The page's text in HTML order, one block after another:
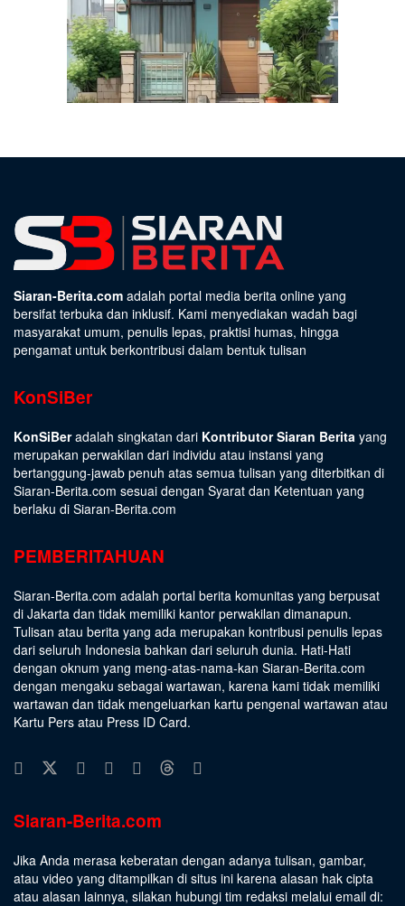
Siaran-Berita.com adalah portal media berita online yang
bersifat terbuka dan inklusif. Kami menyediakan wadah bagi
masyarakat umum, penulis lepas, praktisi humas, hingga
pengamat untuk berkontribusi dalam bentuk tulisan
KonSiBer
KonSiBeradalah singkatan dari Kontributor Siaran Berita yang
merupakan perwakilan dari individu atau instansi yang
bertanggung-jawab penuh atas semua tulisan yang diterbitkan di
Siaran-Berita.com sesuai dengan Syarat dan Ketentuan yang
berlaku di Siaran-Berita.com
PEMBERITAHUAN
Siaran-Berita.com adalah portal berita komunitas yang berpusat
di Jakarta dan tidak memiliki kantor perwakilan dimanapun.
Tulisan atau berita yang ada merupakan kontribusi penulis lepas
dari seluruh Indonesia bahkan dari seluruh dunia. Hati-Hati
dengan oknum yang meng-atas-nama-kan Siaran-Berita.com
dengan mengaku sebagai wartawan, karena kami tidak memiliki
wartawan dan tidak mengeluarkan kartu pengenal wartawan atau
Kartu Pers atau Press ID Card.
Siaran-Berita.com
Jika Anda merasa keberatan dengan adanya tulisan, gambar,
atau video yang ditampilkan di situs ini karena alasan hak cipta
atau alasan lainnya, silakan hubungi tim redaksi melalui email di: